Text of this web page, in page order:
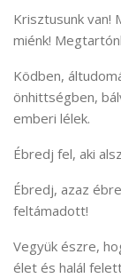
Krisztusunk van!
miénk!
Ködben,
önhittségben,
emberi lélek.
Ébredj fel, aki
Ébredj, azaz
feltámadott!
Vegyük észre,
élet és halál